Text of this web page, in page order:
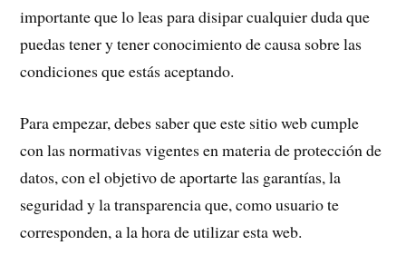
importante que lo leas para disipar cualquier duda que
puedas tener y tener conocimiento de causa sobre las
condiciones que estás aceptando.
Para empezar, debes saber que este sitio web cumple
con las normativas vigentes en materia de protección de
datos, con el objetivo de aportarte las garantías, la
seguridad y la transparencia que, como usuario te
corresponden, a la hora de utilizar esta web.